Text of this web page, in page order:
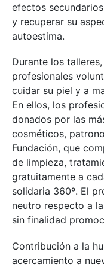
efectos
y recuperar su
autoestima.
Durante los
profesionales
cuidar su piel y a
En ellos, los
donados por las
cosméticos,
Fundación, que
de limpieza,
gratuitamente a
solidaria 360º. El
neutro respecto a
sin finalidad
Contribución a la
acercamiento a